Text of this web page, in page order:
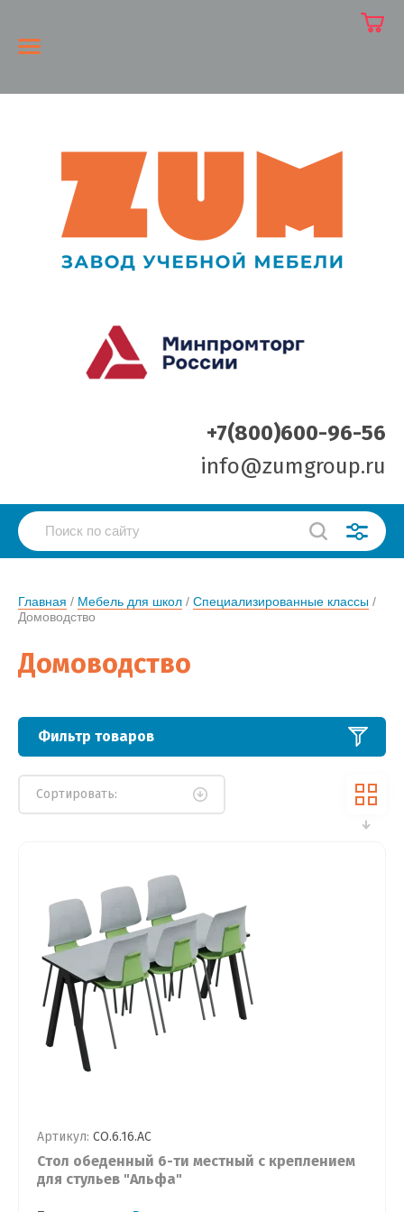
+7(800)600-96-56
info@zumgroup.ru
Главная / Мебель для школ / Специализированные классы /
Домоводство
Домоводство
Фильтр товаров
Сортировать:
Артикул: СО.6.16.АС
Стол обеденный 6-ти местный с креплением
для стульев "Альфа"